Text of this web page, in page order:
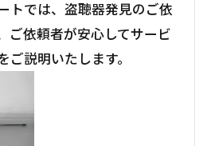
トでは、盗聴器発見のご依
ご依頼者が安心してサービ
ご説明いたします。